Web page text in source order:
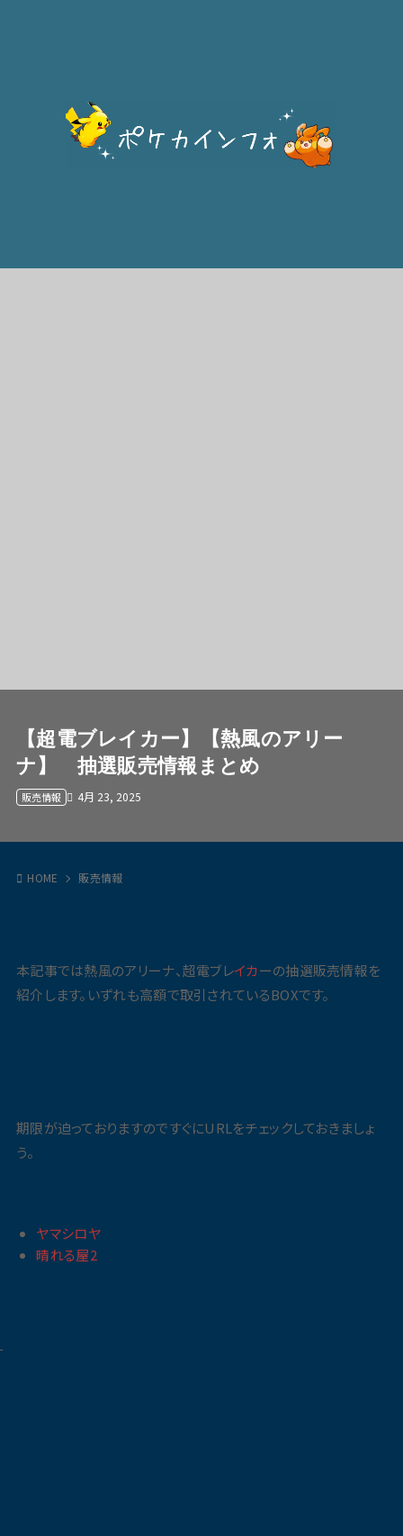
【超電ブレイカー】【熱風のアリー
ナ】 抽選販売情報まとめ
4月 23, 2025
販売情報
HOME 販売情報
本記事では熱風のアリーナ、超電ブレイカーの抽選販売情報を
紹介します。いずれも高額で取引されているBOXです。
期限が迫っておりますのですぐにURLをチェックしておきましょ
う。
ヤマシロヤ
晴れる屋2